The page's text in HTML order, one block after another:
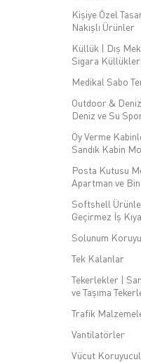
Kişiye Özel
Nakışlı Ürünler
Küllük | Dış
Sigara Küllükleri
Medikal Sabo
Outdoor &
Deniz ve Su
Oy Verme
Sandık Kabin
Posta Kutusu
Apartman ve
Softshell
Geçirmez İş
Solunum
Tek Kalanlar
Tekerlekler |
ve Taşıma
Trafik
Vantilatörler
Vücut